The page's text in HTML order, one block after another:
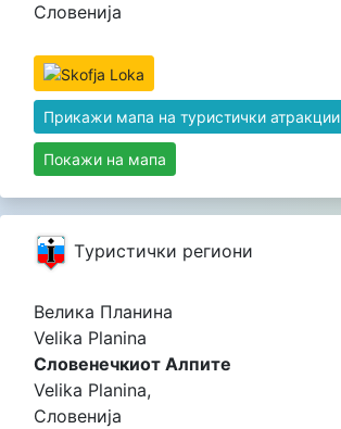
Словенија
Прикажи мапа на туристички атракции
Покажи на мапа
Tуристички региони
Велика Планина
Velika Planina
Словенечкиот Алпите
Velika Planina,
Словенија